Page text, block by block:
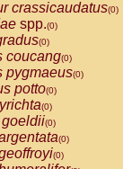
(0)
(0)
cana
calvus
cupreus
donacophilus
moloch
torquatus
spp.(0)
crassicaudatus(0)
spp.(0)
(0)
coucang(0)
pygmaeus(0)
potto(0)
(0)
(0)
(0)
(0)